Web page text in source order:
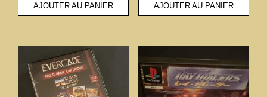
AJOUTER AU PANIER AJOUTER AU PANIER